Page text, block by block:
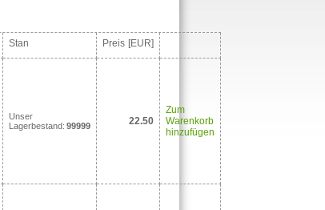
Stan Preis [EUR]
Unser
Lagerbestand: 99999 22.50
Zum
Warenkorb
hinzufügen